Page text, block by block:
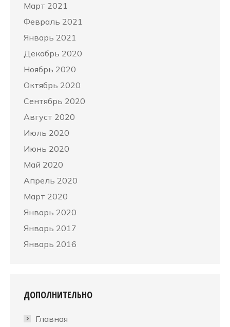
Март 2021
Февраль 2021
Январь 2021
Декабрь 2020
Ноябрь 2020
Октябрь 2020
Сентябрь 2020
Август 2020
Июль 2020
Июнь 2020
Май 2020
Апрель 2020
Март 2020
Январь 2020
Январь 2017
Январь 2016
ДОПОЛНИТЕЛЬНО
Главная